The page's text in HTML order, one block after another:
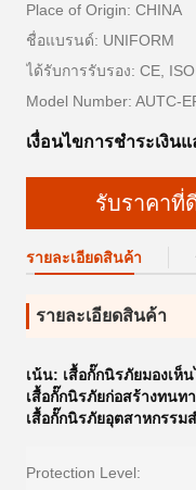
Place of Origin: CHINA
ชื่อแบรนด์: UNIFORM
ได้รับการรับรอง: CE, ISO
Model Number: AUTC-
เงื่อนไขการชำระเงิน
รับราคาที่
รายละเอียดสินค้า
รายละเอียดสินค้า
เน้น: เสื้อกั๊กนิรภัยมองเห็
เสื้อกั๊กนิรภัยก่อสร้างทนท
เสื้อกั๊กนิรภัยอุตสาหกรรม
Protection Level: